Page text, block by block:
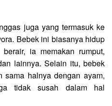
juga yang termasuk ke
Bebek ini biasanya hidup
ia memakan rumput,
lainnya. Selain itu, bebek
sama halnya dengan ayam,
tidak susah dalam hal